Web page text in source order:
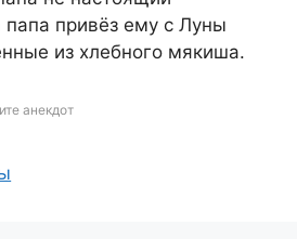
папа привёз ему с Луны
из хлебного мякиша.
анекдот